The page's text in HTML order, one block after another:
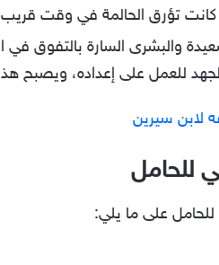
كانت تؤرق الحالمة في وقت
والبشرى السارة بالتفوق
للعمل على إعداده، ويصبح
لابن سيرين
للحامل
على ما يلي: